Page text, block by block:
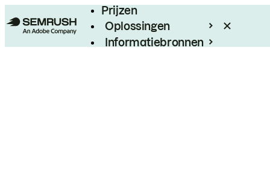
Prijzen
Oplossingen
Informatiebronnen